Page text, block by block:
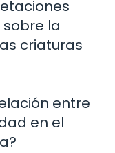
la
criaturas
entre
en el